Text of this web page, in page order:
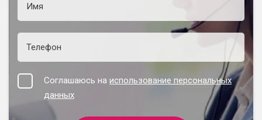
Соглашаюсь на использование персональных
данных